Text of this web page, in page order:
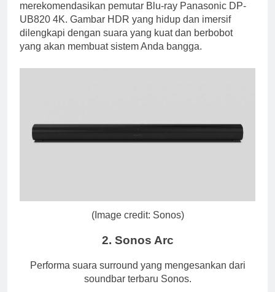
merekomendasikan pemutar Blu-ray Panasonic DP-
UB820 4K. Gambar HDR yang hidup dan imersif
dilengkapi dengan suara yang kuat dan berbobot
yang akan membuat sistem Anda bangga.
(Image credit: Sonos)
2. Sonos Arc
Performa suara surround yang mengesankan dari
soundbar terbaru Sonos.